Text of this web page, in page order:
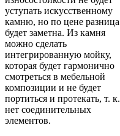
уступать искусственному
камню, но по цене разница
будет заметна. Из камня
можно сделать
интегрированную мойку,
которая будет гармонично
смотреться в мебельной
композиции и не будет
портиться и протекать, т. к.
нет соединительных
элементов.